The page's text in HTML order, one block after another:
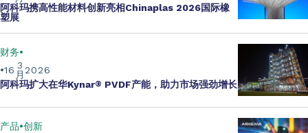
阿科玛携高性能材料创新亮相Chinaplas 2026国际橡
塑展
3
月
16 2026
财务
阿科玛扩大在华Kynar® PVDF产能，助力市场强劲增长
产品 创新